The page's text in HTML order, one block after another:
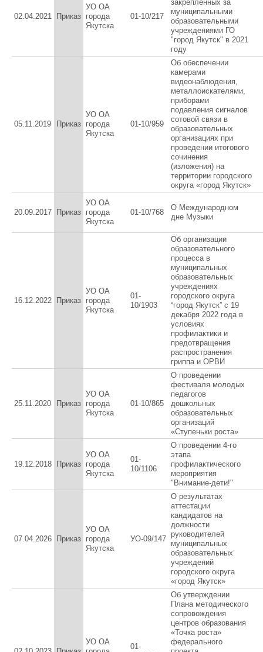
02.04.2021 Приказ
УО ОА
города
Якутска
01-10/217
закрепленных за
муниципальными
образовательными
учреждениями ГО
"город Якутск" в 2021
году
05.11.2019 Приказ
УО ОА
города
Якутска
01-10/959
Об обеспечении
камерами
видеонаблюдения,
металлоискателями,
приборами
подавления сигналов
сотовой связи в
образовательных
организациях при
проведении итогового
сочинения
(изложения) на
территории городского
округа «город Якутск»
20.09.2017 Приказ
УО ОА
города
Якутска
01-10/768
О Международном
дне Музыки
16.12.2022 Приказ
УО ОА
города
Якутска
01-
10/1903
Об организации
образовательного
процесса в
муниципальных
образовательных
учреждениях
городского округа
“город Якутск” с 19
декабря 2022 года в
условиях
профилактики и
предотвращения
распространения
гриппа и ОРВИ
25.11.2020 Приказ
УО ОА
города
Якутска
01-10/865
О проведении
фестиваля молодых
педагогов
дошкольных
образовательных
организаций
«Ступеньки роста»
19.12.2018 Приказ
УО ОА
города
Якутска
01-
10/1106
О проведении 4-го
этапа
профилактического
мероприятия
"Внимание-дети!"
07.04.2026 Приказ
УО ОА
города
Якутска
УО-09/147
О результатах
аттестации
кандидатов на
должности
руководителей
муниципальных
образовательных
учреждений
городского округа
«город Якутск»
УО ОА
01-
Об утверждении
Плана методического
сопровождения
центров образования
«Точка роста»
федерального